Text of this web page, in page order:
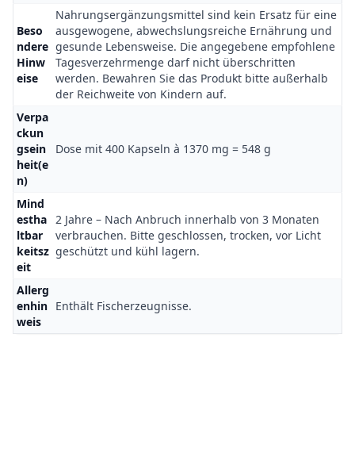
Beso
ndere
Hinw
eise
Nahrungsergänzungsmittel sind kein Ersatz für eine
ausgewogene, ab­wechslungsreiche Ernäh­rung und
gesunde Lebensweise. Die angegebene empfohlene
Tagesverzehrmenge darf nicht über­schritten
werden. Bewahren Sie das Produkt bitte außerhalb
der Reichweite von Kindern auf.
Verpa
ckun
gsein
heit(e
n)
Dose mit 400 Kapseln à 1370 mg = 548 g
Mind
estha
ltbar
keitsz
eit
2 Jahre – Nach An­bruch inner­halb von 3 Monaten
verbrauchen. Bitte geschlossen, trocken, vor Licht
geschützt und kühl lagern.
Allerg
enhin
weis
Enthält Fischerzeugnisse.